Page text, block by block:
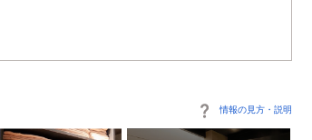
情報の見方・説明